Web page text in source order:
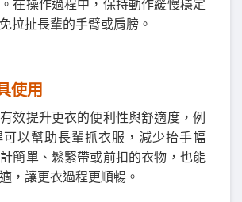
在操作過程中，保持動作緩慢穩定
拉扯長輩的手臂或肩膀。
使用
效提升更衣的便利性與舒適度，例
以幫助長輩抓衣服，減少抬手幅
簡單、鬆緊帶或前扣的衣物，也能
，讓更衣過程更順暢。